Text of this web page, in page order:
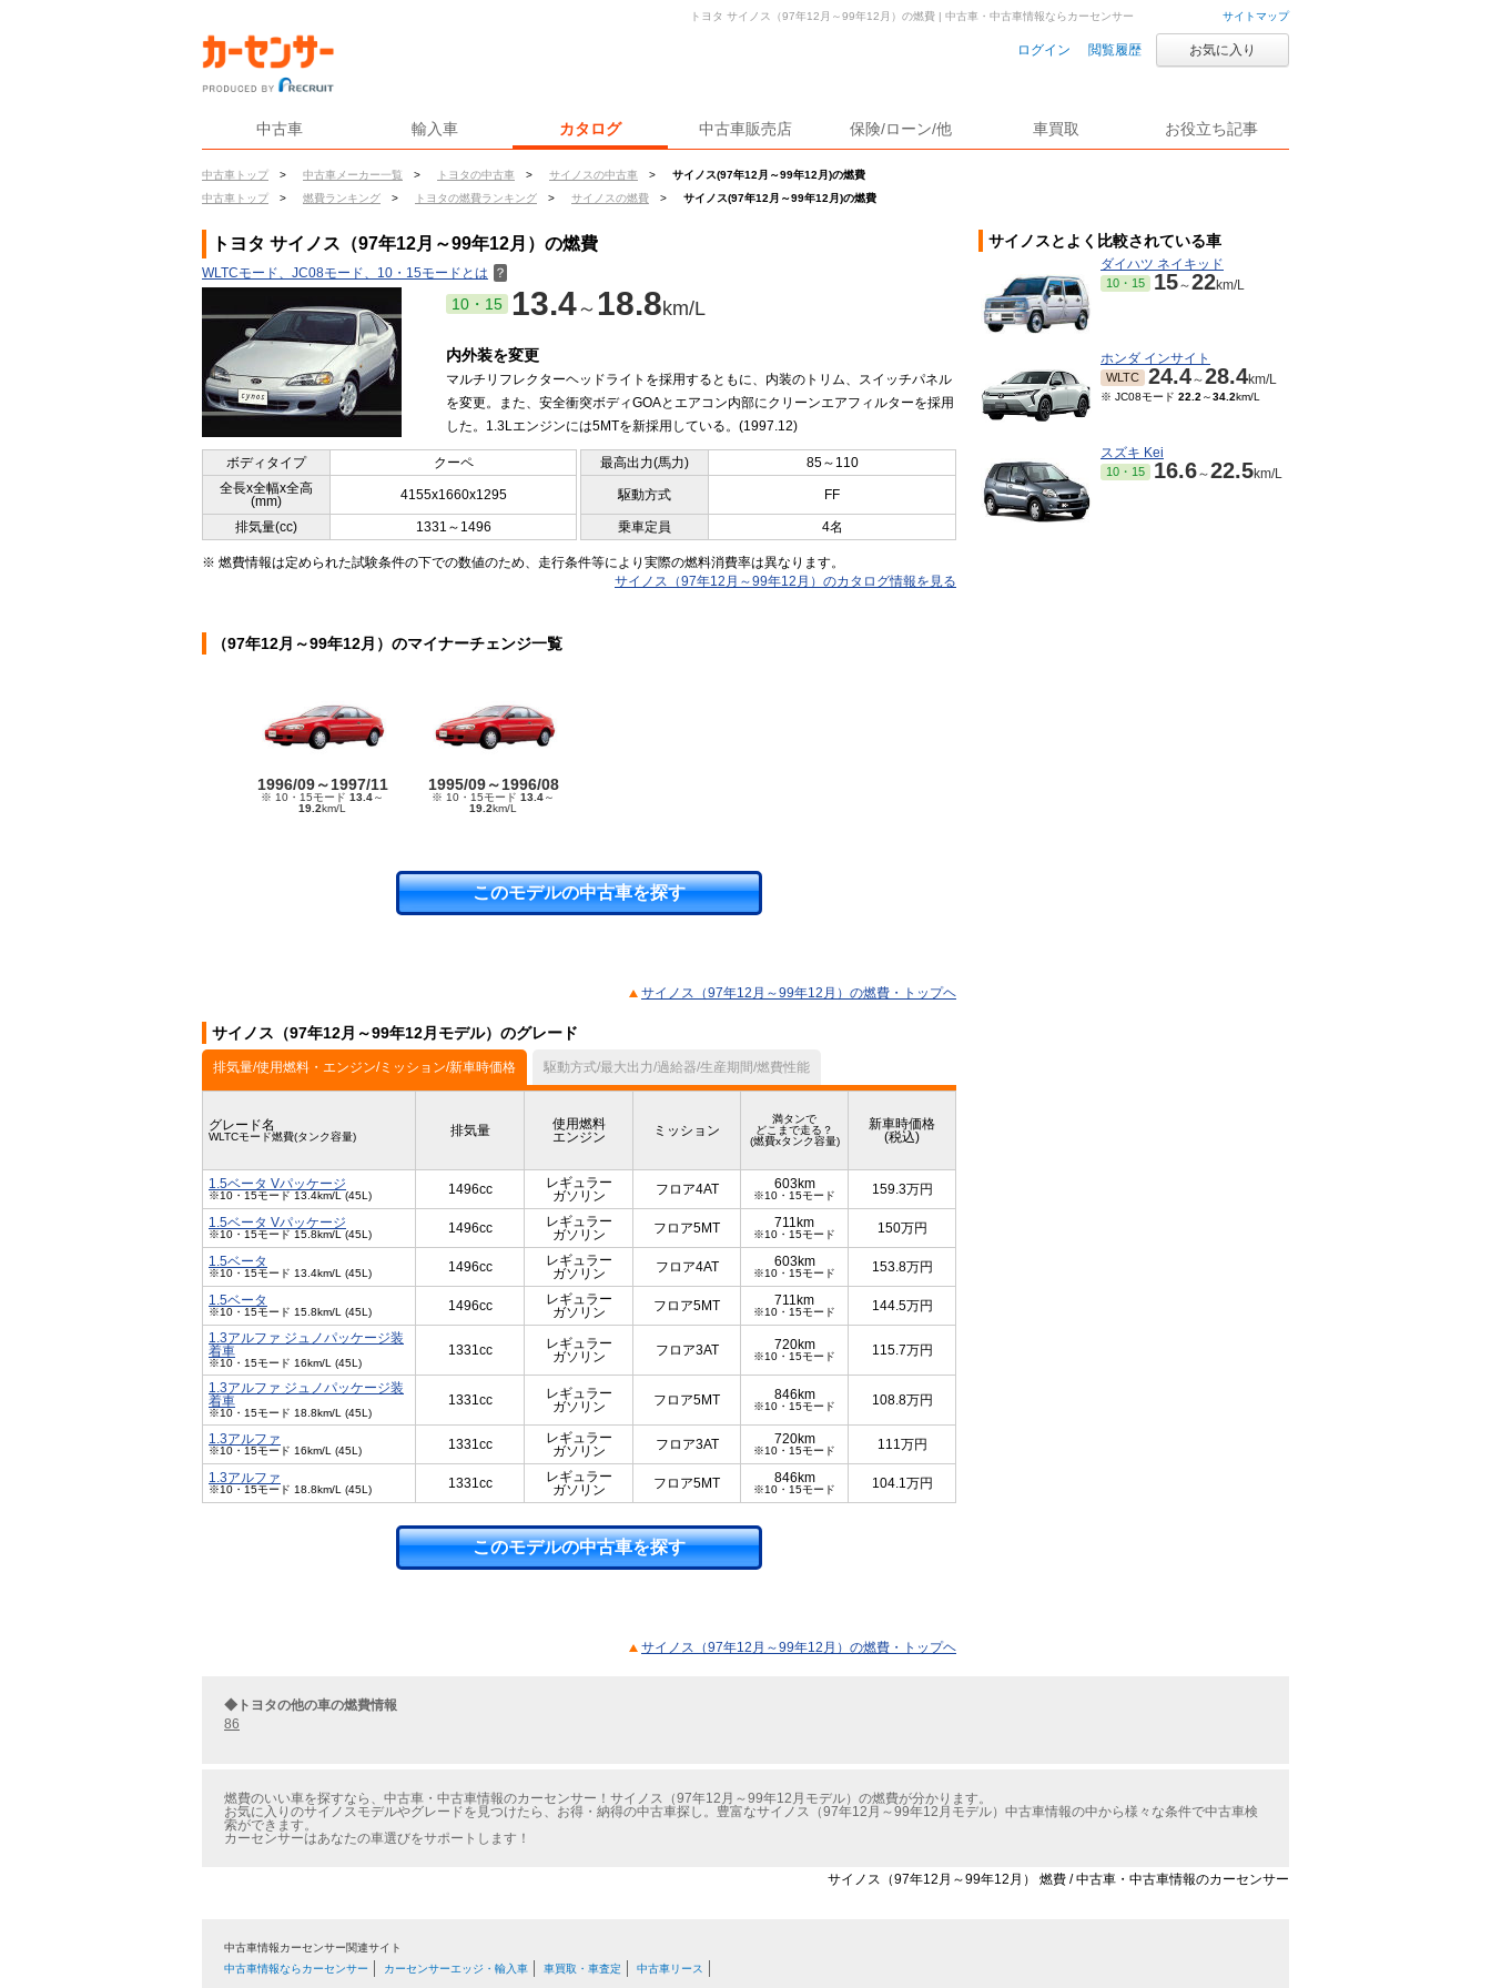
サイトマップ
ログイン 閲覧履歴 お気に入り
中古車 輸入車 カタログ 中古車販売店 保険/ローン/他 車買取 お役立ち記事
中古車トップ > 中古車メーカー一覧 > トヨタの中古車 > サイノスの中古車 >
サイノス(97年12月～99年12月)の燃費
中古車トップ
> 燃費ランキング > トヨタの燃費ランキング > サイノスの燃費 > サイノス(97年12月～99年12月)の燃費
トヨタ サイノス（97年12月～99年12月）の燃費 | 中古車・中古車情報ならカーセンサー
トヨタ サイノス（97年12月～99年12月）の燃費
WLTCモード、JC08モード、10・15モードとは ？
10・15 13.4～ 18.8km/L
内外装を変更
マルチリフレクターヘッドライトを採用するともに、内装のトリム、スイッチパネル
を変更。また、安全衝突ボディGOAとエアコン内部にクリーンエアフィルターを採用
した。1.3Lエンジンには5MTを新採用している。(1997.12)
ボディタイプ クーペ 最高出力(馬力)
85～110
全長x全幅x全高
(mm)
4155x1660x1295 駆動方式 FF
排気量(cc) 1331～1496 乗車定員 4名
※ 燃費情報は定められた試験条件の下での数値のため、走行条件等により実際の燃料消費率は異なります。
サイノス（97年12月～99年12月）のカタログ情報を見る
（97年12月～99年12月）のマイナーチェンジ一覧
1996/09～1997/11
※ 10・15モード 13.4～
19.2km/L
1995/09～1996/08
※ 10・15モード 13.4～
19.2km/L
このモデルの中古車を探す
サイノス（97年12月～99年12月）の燃費・トップヘ
サイノス（97年12月～99年12月モデル）のグレード
排気量/使用燃料・エンジン/ミッション/新車時価格 駆動方式/最大出力/過給器/生産期間/燃費性能
グレード名
WLTCモード燃費(タンク容量) 排気量
使用燃料
エンジン
ミッション
満タンで
どこまで走る？
(燃費xタンク容量)
新車時価格
(税込)
1.5ベータ Vパッケージ
※10・15モード 13.4km/L (45L) 1496cc
レギュラー
ガソリン
フロア4AT 603km
※10・15モード 159.3万円
1.5ベータ Vパッケージ
※10・15モード 15.8km/L (45L) 1496cc
レギュラー
ガソリン
フロア5MT 711km
※10・15モード 150万円
1.5ベータ
※10・15モード 13.4km/L (45L) 1496cc
レギュラー
ガソリン
フロア4AT 603km
※10・15モード 153.8万円
1.5ベータ
※10・15モード 15.8km/L (45L) 1496cc
レギュラー
ガソリン
フロア5MT 711km
※10・15モード 144.5万円
1.3アルファ ジュノパッケージ装
着車
※10・15モード 16km/L (45L)
1331cc
レギュラー
ガソリン
フロア3AT 720km
※10・15モード 115.7万円
1.3アルファ ジュノパッケージ装
着車
※10・15モード 18.8km/L (45L)
1331cc
レギュラー
ガソリン
フロア5MT 846km
※10・15モード 108.8万円
1.3アルファ
※10・15モード 16km/L (45L) 1331cc
レギュラー
ガソリン
フロア3AT 720km
※10・15モード 111万円
1.3アルファ
※10・15モード 18.8km/L (45L) 1331cc
レギュラー
ガソリン
フロア5MT 846km
※10・15モード 104.1万円
このモデルの中古車を探す
サイノス（97年12月～99年12月）の燃費・トップヘ
サイノスとよく比較されている車
ダイハツ ネイキッド
10・15 15～22km/L
ホンダ インサイト
WLTC 24.4～28.4km/L
※ JC08モード 22.2 ～34.2km/L
スズキ Kei
10・15 16.6～22.5km/L
◆トヨタの他の車の燃費情報
86
燃費のいい車を探すなら、中古車・中古車情報のカーセンサー！サイノス（97年12月～99年12月モデル）の燃費が分かります。
お気に入りのサイノスモデルやグレードを見つけたら、お得・納得の中古車探し。豊富なサイノス（97年12月～99年12月モデル）中古車情報の中から様々な条件で中古車検
索ができます。
カーセンサーはあなたの車選びをサポートします！
サイノス（97年12月～99年12月） 燃費 / 中古車・中古車情報のカーセンサー
中古車情報カーセンサー関連サイト
中古車情報ならカーセンサー
カーセンサーエッジ・輸入車 車買取・車査定 中古車リース